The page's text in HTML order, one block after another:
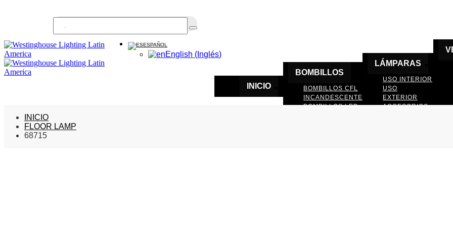
ESPAÑOL
English ( Inglés)
INICIO
BOMBILLOS
BOMBILLOS CFL
INCANDESCENTE
BOMBILLOS LED
LÁMPARAS
USO INTERIOR
USO
EXTERIOR
ACCESORIOS
INICIO
FLOOR LAMP
68715